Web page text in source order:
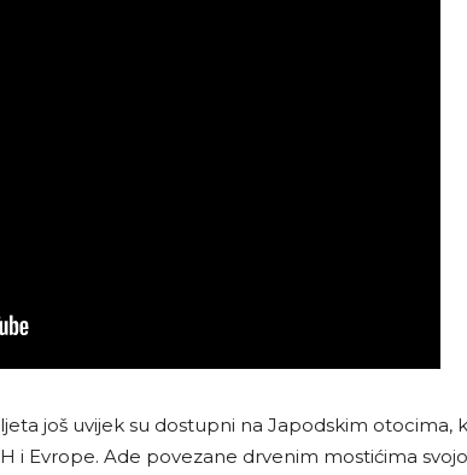
još uvijek su dostupni na Japodskim otocima,
i Evrope. Ade povezane drvenim mostićima